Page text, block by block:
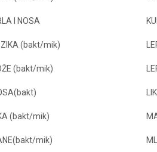
I NOSA
(bakt/mik)
(bakt/mik)
(bakt/mik)
mik)